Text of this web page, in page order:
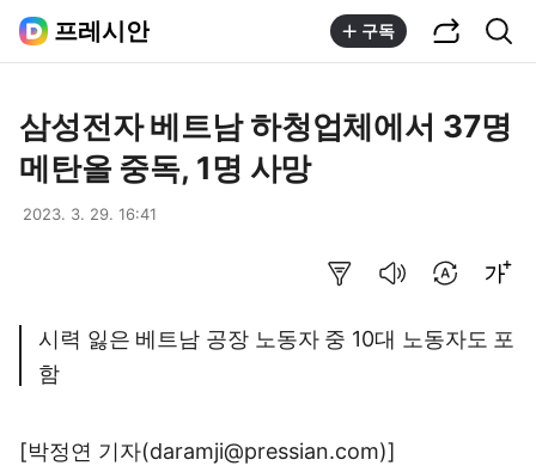
프레시안 구독
삼성전자 베트남 하청업체에서 37명
메탄올 중독, 1명 사망
2023. 3. 29. 16:41
시력 잃은 베트남 공장 노동자 중 10대 노동자도 포
함
[박정연 기자(daramji@pressian.com)]